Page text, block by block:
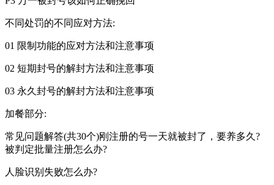
不同处罚的不同应对方法:
01 限制功能的应对方法和注意事项
02 短期封号的解封方法和注意事项
03 永久封号的解封方法和注意事项
加餐部分:
常见问题解答(共30个)刚注册的号一天就被封了，要养多久?
被判定批量注册怎么办?
人脸识别失败怎么办?